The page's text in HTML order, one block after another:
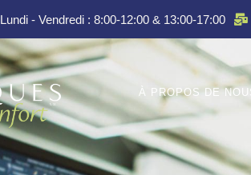
Lundi - Vendredi : 8:00-12:00 & 13:00-17:00
À PROPOS DE